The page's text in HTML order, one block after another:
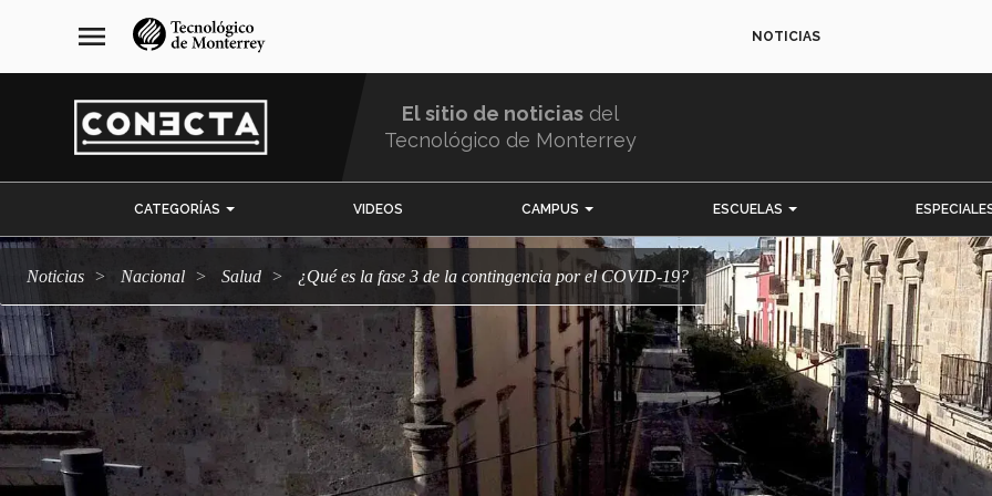
navegación
principal
menu NOTICIAS
El sitio de noticias del
Tecnológico de Monterrey
CATEGORÍAS VIDEOS CAMPUS ESCUELAS
Noticias Nacional salud ¿Qué es la fase 3 de la contingencia por el COVID-19?